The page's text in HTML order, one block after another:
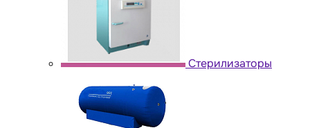
Стерилизаторы